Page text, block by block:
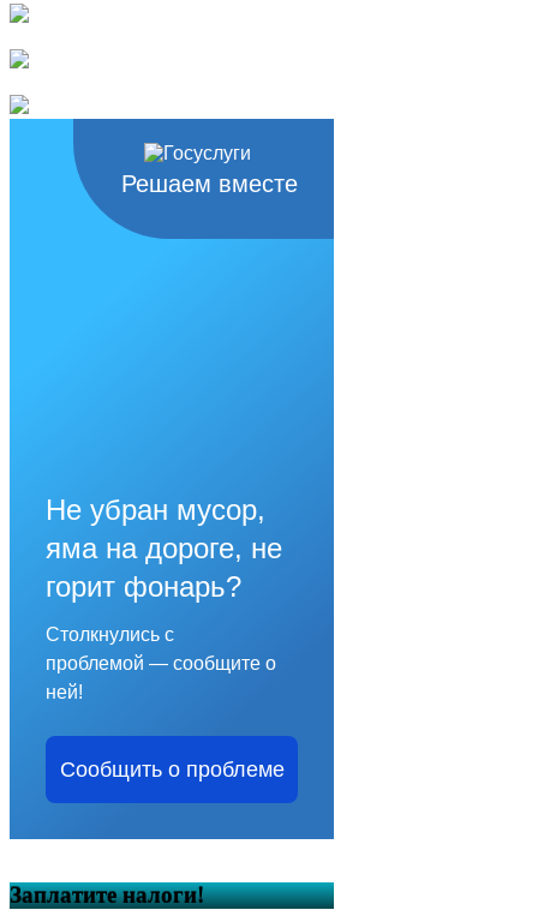
Решаем вместе
Не убран мусор,
яма на дороге, не
горит фонарь?
Столкнулись с
проблемой — сообщите о
ней!
Сообщить о проблеме
Заплатите налоги!